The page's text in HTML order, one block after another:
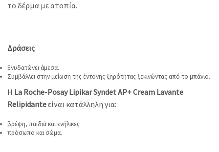
το δέρμα με ατοπία.
Δράσεις
Ενυδατώνει άμεσα.
Συμβάλλει στην μείωση της έντονης ξηρότητας ξεκινώντας από το μπάνιο.
Η La Roche-Posay Lipikar Syndet AP+ Cream Lavante
Relipidanteείναι κατάλληλη για:
βρέφη, παιδιά και ενήλικες
πρόσωπο και σώμα.